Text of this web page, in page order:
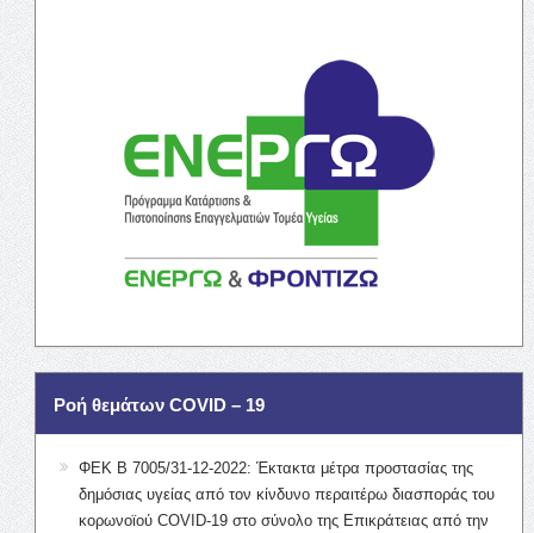
Ροή θεμάτων COVID – 19
ΦΕΚ Β 7005/31-12-2022: Έκτακτα μέτρα προστασίας της
δημόσιας υγείας από τον κίνδυνο περαιτέρω διασποράς του
κορωνοϊού COVID-19 στο σύνολο της Επικράτειας από την